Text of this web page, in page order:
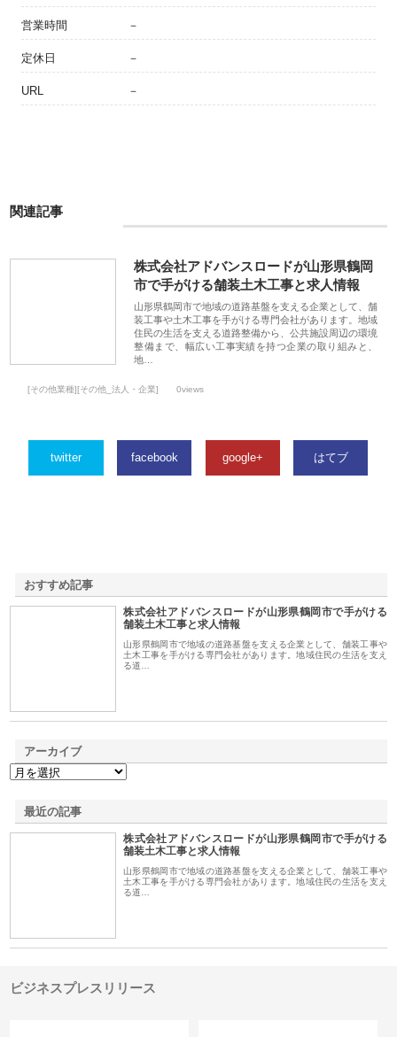
営業時間 －
定休日 －
URL －
関連記事
株式会社アドバンスロードが山形県鶴岡
市で手がける舗装土木工事と求人情報
山形県鶴岡市で地域の道路基盤を支える企業として、舗
装工事や土木工事を手がける専門会社があります。地域
住民の生活を支える道路整備から、公共施設周辺の環境
整備まで、幅広い工事実績を持つ企業の取り組みと、
地…
[その他業種][その他_法人・企業] 0views
twitter facebook google+ はてブ
おすすめ記事
株式会社アドバンスロードが山形県鶴岡市で手がける
舗装土木工事と求人情報
山形県鶴岡市で地域の道路基盤を支える企業として、舗装工事や
土木工事を手がける専門会社があります。地域住民の生活を支え
る道…
アーカイブ
最近の記事
株式会社アドバンスロードが山形県鶴岡市で手がける
舗装土木工事と求人情報
山形県鶴岡市で地域の道路基盤を支える企業として、舗装工事や
土木工事を手がける専門会社があります。地域住民の生活を支え
る道…
ビジネスプレスリリース